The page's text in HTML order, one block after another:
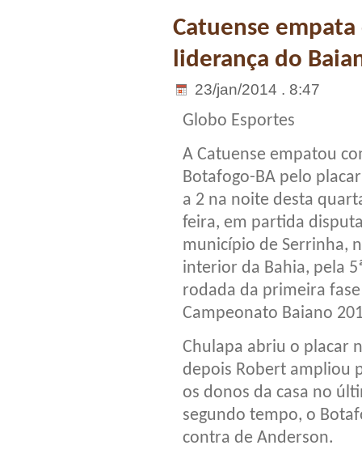
Catuense
liderança do
23/jan/2014 . 8:47
Globo Esportes
A Catuense empatou
Botafogo-BA pelo
a 2 na noite desta
feira, em partida
município de Serrinha,
interior da Bahia, pela
rodada da primeira
Campeonato Baiano
Chulapa abriu o placar
depois Robert ampliou
os donos da casa no
segundo tempo, o
contra de Anderson.